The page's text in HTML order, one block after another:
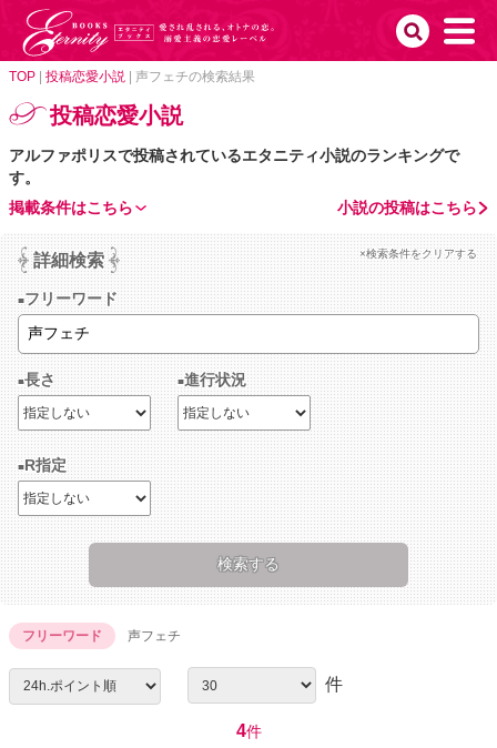
TOP 投稿恋愛小説 声フェチの検索結果
投稿恋愛小説
アルファポリスで投稿されているエタニティ小説のランキングで
す。
小説の投稿はこちら
掲載条件はこちら
詳細検索 ×検索条件をクリアする
フリーワード
長さ 進行状況
R指定
フリーワード 声フェチ
件
4件